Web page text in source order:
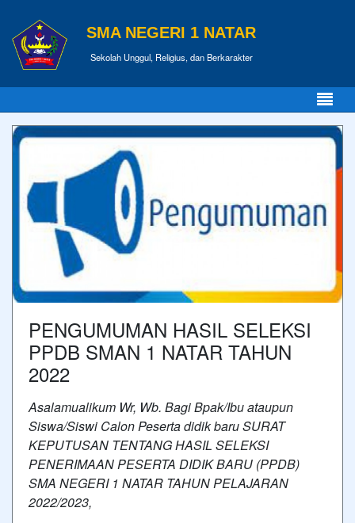
SMA NEGERI 1 NATAR
Sekolah Unggul, Religius, dan Berkarakter
PENGUMUMAN HASIL SELEKSI
PPDB SMAN 1 NATAR TAHUN
2022
Asalamualikum Wr, Wb. Bagi Bpak/Ibu ataupun
Siswa/Siswi Calon Peserta didik baru SURAT
KEPUTUSAN TENTANG HASIL SELEKSI
PENERIMAAN PESERTA DIDIK BARU (PPDB)
SMA NEGERI 1 NATAR TAHUN PELAJARAN
2022/2023,